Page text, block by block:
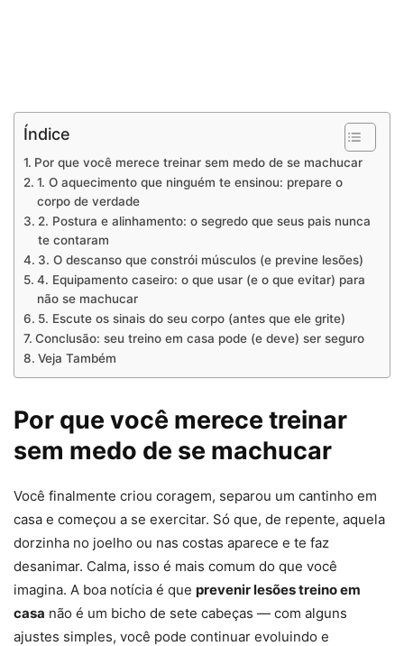
Índice
Por que você merece treinar sem medo de se machucar
1. O aquecimento que ninguém te ensinou: prepare o
corpo de verdade
2. Postura e alinhamento: o segredo que seus pais nunca
te contaram
3. O descanso que constrói músculos (e previne lesões)
4. Equipamento caseiro: o que usar (e o que evitar) para
não se machucar
5. Escute os sinais do seu corpo (antes que ele grite)
Conclusão: seu treino em casa pode (e deve) ser seguro
Veja Também
Por que você merece treinar
sem medo de se machucar
Você finalmente criou coragem, separou um cantinho em
casa e começou a se exercitar. Só que, de repente, aquela
dorzinha no joelho ou nas costas aparece e te faz
desanimar. Calma, isso é mais comum do que você
imagina. A boa notícia é que prevenir lesões treino em
casa não é um bicho de sete cabeças — com alguns
ajustes simples, você pode continuar evoluindo e